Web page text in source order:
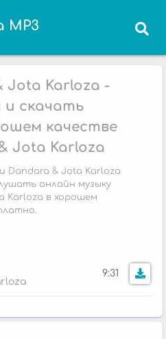
MP3
Jota Karloza -
скачать
качестве
Jota Karloza
Dandara & Jota Karloza
онлайн музыку
Karloza в хорошем
9:31